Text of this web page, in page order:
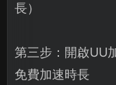
長）
第三步：開啟UU
免費加速時長